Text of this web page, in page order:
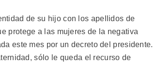
de su hijo con los apellidos de
protege a las mujeres de la negativa
este mes por un decreto del presidente.
sólo le queda el recurso de